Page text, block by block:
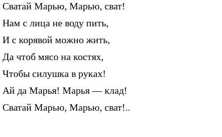
Сватай Марью, Марью, сват!
Нам с лица не воду пить,
И с корявой можно жить,
Да чтоб мясо на костях,
Чтобы силушка в руках!
Ай да Марья! Марья — клад!
Сватай Марью, Марью, сват!..